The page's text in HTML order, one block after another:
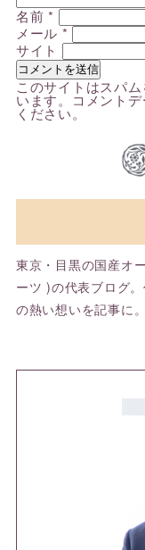
名前*
メール *
サイト
このサイトはスパ
います。 コメント
ください。
東京・目黒の国産オ
ーツ )の代表ブログ
の熱い想いを記事に。